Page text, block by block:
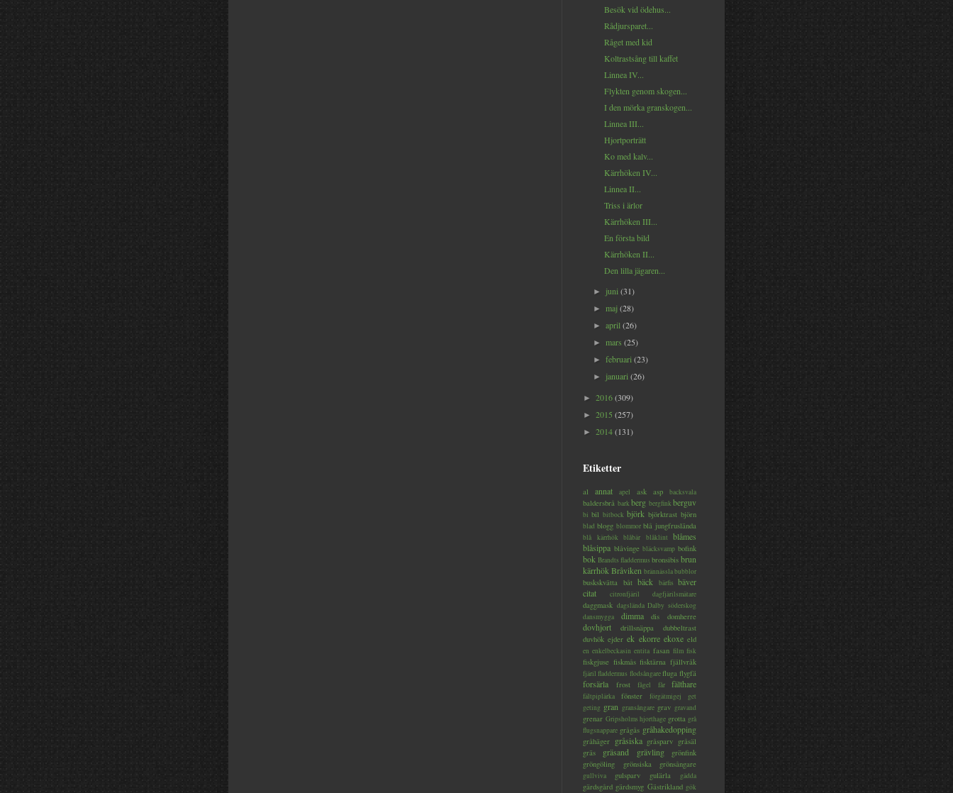
Besök vid ödehus...
Rådjursparet...
Råget med kid
Koltrastsång till kaffet
Linnea IV...
Flykten genom skogen...
I den mörka granskogen...
Linnea III...
Hjortporträtt
Ko med kalv...
Kärrhöken IV...
Linnea II...
Triss i ärlor
Kärrhöken III...
En första bild
Kärrhöken II...
Den lilla jägaren...
► juni(31)
►maj(28)
►april(26)
►mars(25)
►februari(23)
► januari(26)
► 2016(309)
► 2015 (257)
► 2014(131)
Etiketter
al annat apel ask asp backsvala
baldersbrå barkberg bergfinkberguv
bi bil bitbock björk björktrast björn
blad blogg blommor blå jungfruslända
blå kärrhök blåbär blåklint
blåmes
blåsippa blåvinge bläcksvamp bofink
bok Brandts fladdermus bronsibis brun
kärrhökBråviken brännässlabubblor
buskskvätta båt bäck bärfis bäver
citat
citronfjäril dagfjärilsmätare
daggmask dagslända Dalby söderskog
dansmygga
dimma dis domherre
dovhjort drillsnäppa
dubbeltrast
duvhök ejder ek ekorre ekoxe eld
en enkelbeckasin entita fasan film fisk
fiskgjuse fiskmås fisktärna fjällvråk
fjäril fladdermus flodsångarefluga flygfä
forsärla frost fågel får fälthare
fältpiplärka fönster förgätmigej
get
geting gran gransångare grav gravand
grenar Gripsholms hjorthage grotta grå
flugsnappare grågås gråhakedopping
gråhäger gråsiska gråsparv gråsäl
gräs
gräsand grävling
grönfink
gröngöling
grönsiska grönsångare
gullviva gulsparv gulärla gädda
gärdsgård gärdsmyg Gästrikland gök